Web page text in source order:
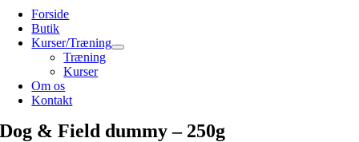
Forside
Butik
Kurser/Træning
Træning
Kurser
Om os
Kontakt
Dog & Field dummy – 250g